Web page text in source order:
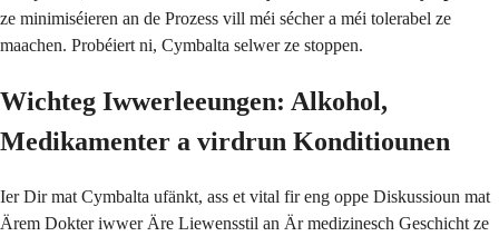
ze minimiséieren an de Prozess vill méi sécher a méi tolerabel ze
maachen. Probéiert ni, Cymbalta selwer ze stoppen.
Wichteg Iwwerleeungen: Alkohol,
Medikamenter a virdrun Konditiounen
Ier Dir mat Cymbalta ufänkt, ass et vital fir eng oppe Diskussioun mat
Ärem Dokter iwwer Äre Liewensstil an Är medizinesch Geschicht ze